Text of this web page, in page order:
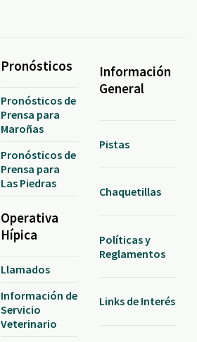
Pronósticos
Pronósticos de
Prensa para
Maroñas
Pronósticos de
Prensa para
Las Piedras
Operativa
Hípica
Llamados
Información de
Servicio
Veterinario
Información
General
Pistas
Chaquetillas
Políticas y
Reglamentos
Links de Interés